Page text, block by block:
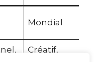
Mondial
Créatif,